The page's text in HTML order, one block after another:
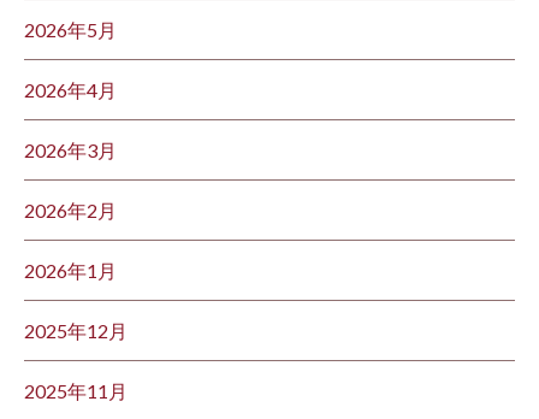
2026年5月
2026年4月
2026年3月
2026年2月
2026年1月
2025年12月
2025年11月